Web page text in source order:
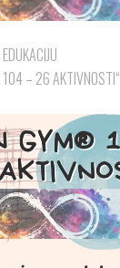
– 26 AKTIVNOSTI“